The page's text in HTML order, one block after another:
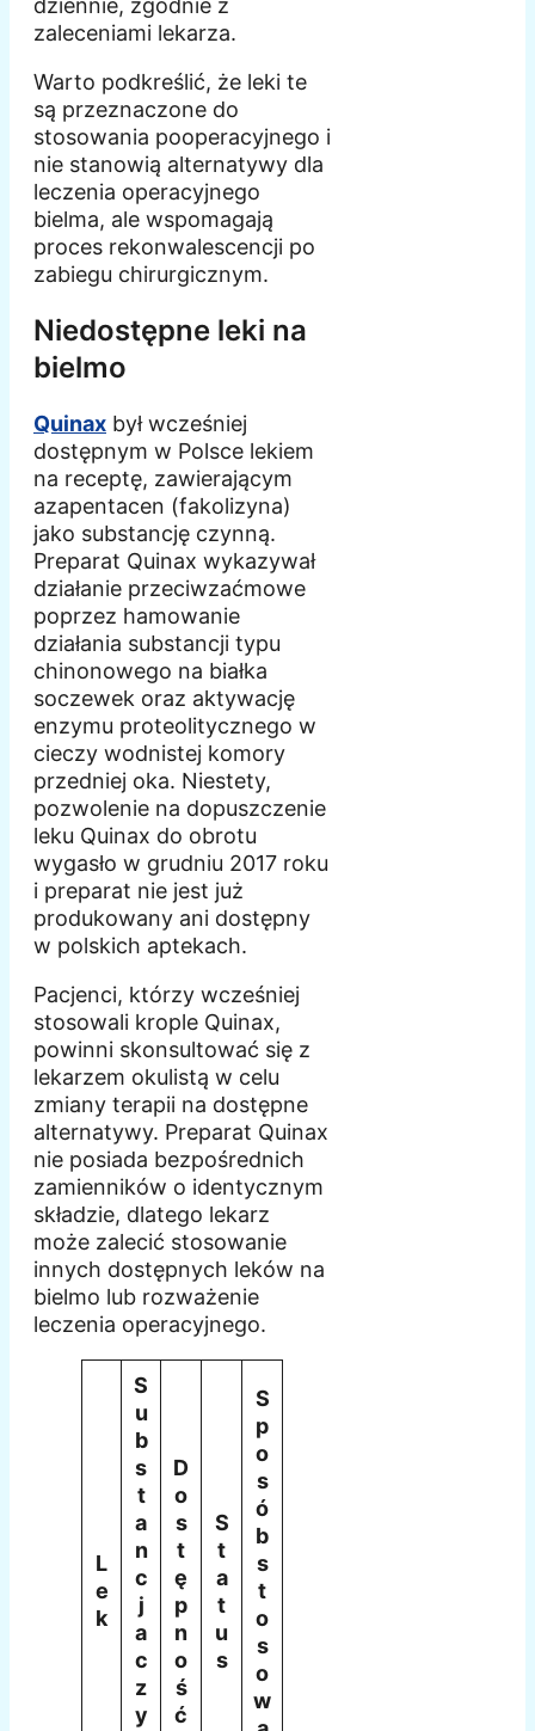
dziennie, zgodnie z
zaleceniami lekarza.
Warto podkreślić, że leki te
są przeznaczone do
stosowania pooperacyjnego i
nie stanowią alternatywy dla
leczenia operacyjnego
bielma, ale wspomagają
proces rekonwalescencji po
zabiegu chirurgicznym.
Niedostępne leki na
bielmo
Quinax był wcześniej
dostępnym w Polsce lekiem
na receptę, zawierającym
azapentacen (fakolizyna)
jako substancję czynną.
Preparat Quinax wykazywał
działanie przeciwzaćmowe
poprzez hamowanie
działania substancji typu
chinonowego na białka
soczewek oraz aktywację
enzymu proteolitycznego w
cieczy wodnistej komory
przedniej oka. Niestety,
pozwolenie na dopuszczenie
leku Quinax do obrotu
wygasło w grudniu 2017 roku
i preparat nie jest już
produkowany ani dostępny
w polskich aptekach.
Pacjenci, którzy wcześniej
stosowali krople Quinax,
powinni skonsultować się z
lekarzem okulistą w celu
zmiany terapii na dostępne
alternatywy. Preparat Quinax
nie posiada bezpośrednich
zamienników o identycznym
składzie, dlatego lekarz
może zalecić stosowanie
innych dostępnych leków na
bielmo lub rozważenie
leczenia operacyjnego.
L
e
k
S
u
b
s
t
a
n
c
j
a
c
z
y
D
o
s
t
ę
p
n
o
ś
ć
S
t
a
t
u
s
S
p
o
s
ó
b
s
t
o
s
o
w